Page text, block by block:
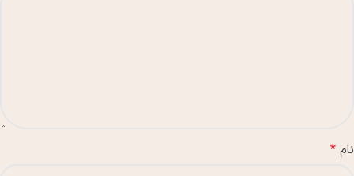
نام *